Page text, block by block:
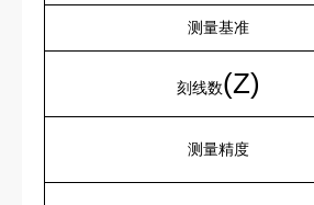
测量基准
刻线数(Z)
测量精度